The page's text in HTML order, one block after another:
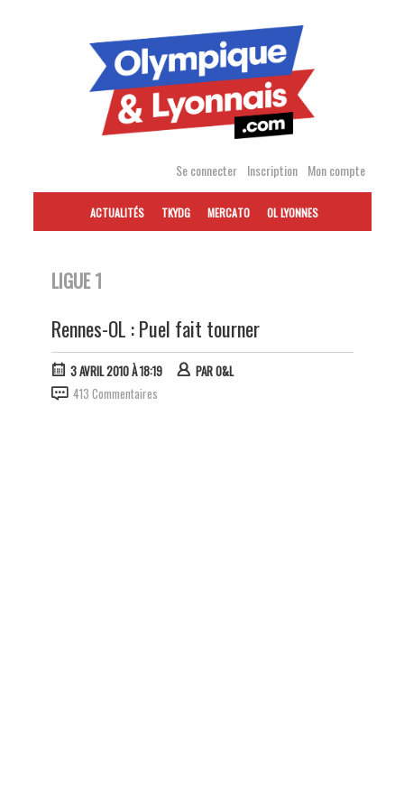
Se connecter Inscription Mon compte
ACTUALITÉS TKYDG MERCATO OL LYONNES
LIGUE 1
Rennes-OL : Puel fait tourner
3 AVRIL 2010 À 18:19 PARO&L
413 Commentaires